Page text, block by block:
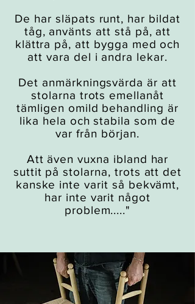
De har släpats runt, har bildat
tåg, använts att stå på, att
klättra på, att bygga med och
att vara del i andra lekar.
Det anmärkningsvärda är att
stolarna trots emellanåt
tämligen omild behandling är
lika hela och stabila som de
var från början.
Att även vuxna ibland har
suttit på stolarna, trots att det
kanske inte varit så bekvämt,
har inte varit något
problem....."